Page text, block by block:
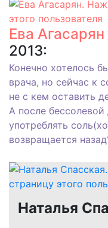
Ева Агасарян
2013:
Конечно хотелось
врача, но сейчас к
не с кем оставить
А после
употреблять
возвращается
Наталья